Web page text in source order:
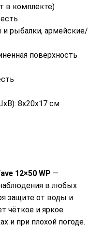
в комплекте)
и рыбалки, армейские/
поверхность
8x20x17 см
12×50 WP —
в любых
защите от воды и
чёткое и яркое
и при плохой погоде.